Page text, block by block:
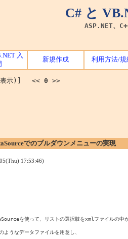
C# と
ASP.NET、
入
新規作成 利用方法/規
表示)] << 0 >>
でのプルダウンメニューの実現
17:53:46)
を使って、リストの選択肢をxmlファイルの中
うなデータファイルを用意し、